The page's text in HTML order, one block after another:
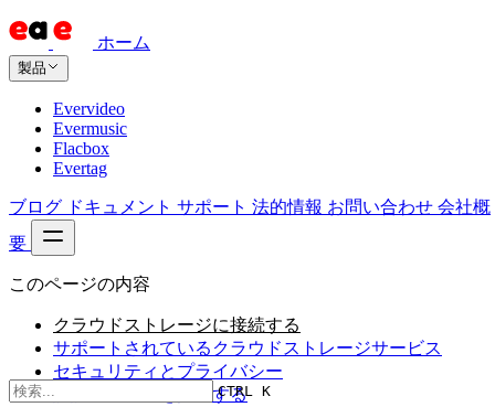
ホーム
製品
Evervideo
Evermusic
Flacbox
Evertag
ブログ ドキュメント サポート 法的情報 お問い合わせ 会社概
要
CTRL K
このページの内容
クラウドストレージに接続する
サポートされているクラウドストレージサービス
セキュリティとプライバシー
認証トークンを拒否する